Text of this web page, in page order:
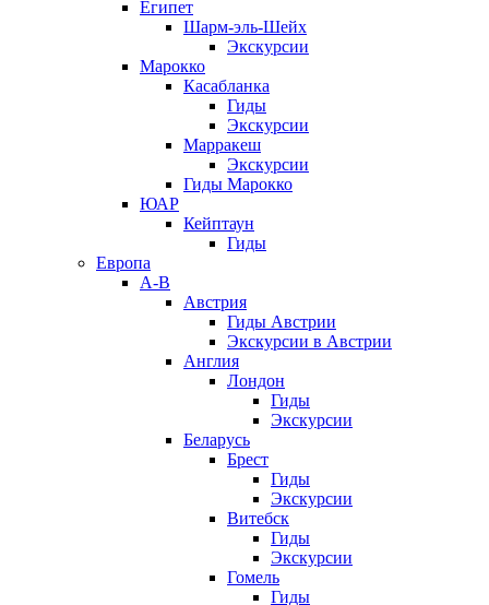
Египет
Шарм-эль-Шейх
Экскурсии
Марокко
Касабланка
Гиды
Экскурсии
Марракеш
Экскурсии
Гиды Марокко
ЮАР
Кейптаун
Гиды
Европа
А-В
Австрия
Гиды Австрии
Экскурсии в Австрии
Англия
Лондон
Гиды
Экскурсии
Беларусь
Брест
Гиды
Экскурсии
Витебск
Гиды
Экскурсии
Гомель
Гиды